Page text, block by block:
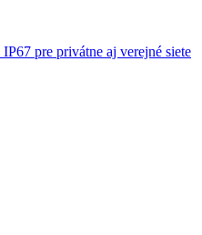
pre privátne aj verejné siete